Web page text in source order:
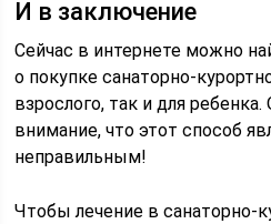
И в заключение
Сейчас в интернете можно
о покупке санаторно-
взрослого, так и для
внимание, что этот способ
неправильным!
Чтобы лечение в санаторно-